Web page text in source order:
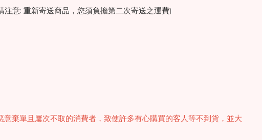
意: 重新寄送商品，您須負擔第二次寄送之運費)
棄單且屢次不取的消費者，致使許多有心購買的客人等不到貨，並大